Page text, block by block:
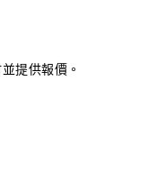
提供報價。